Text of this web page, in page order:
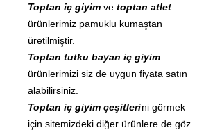
Toptan iç giyim ve toptan atlet
ürünlerimiz pamuklu kumaştan
üretilmiştir.
Toptan tutku bayan iç giyim
ürünlerimizi siz de uygun fiyata satın
alabilirsiniz.
Toptan iç giyim çeşitlerini görmek
için sitemizdeki diğer ürünlere de göz